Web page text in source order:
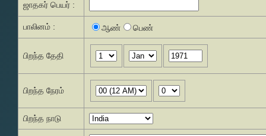
ஜாதகர் பெயர் :
பாலினம் : ஆண் பெண்
பிறந்த தேதி
பிறந்த நேரம்
பிறந்த நாடு